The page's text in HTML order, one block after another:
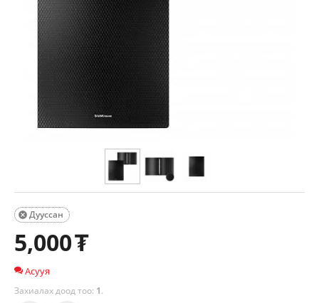
Дууссан

5,000₮
Асууя
Захиалах доод тоо: 1.